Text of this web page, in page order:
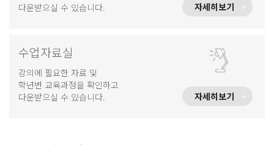
다운받으실 수 있습니다.
자세히보기
수업자료실
강의에 필요한 자료 및
학년변 교육과정을 확인하고
다운받으실 수 있습니다.
자세히보기